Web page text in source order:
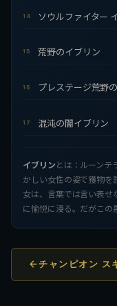
14 ソウルファイター
15 荒野のイブリン
16 プレステージ荒野
17 混沌の闇イブリン
イブリンとは：ルーン
かしい女性の姿で獲物
女は、言葉では言い表
に愉悦に浸る。だがこ
チャンピオン ス